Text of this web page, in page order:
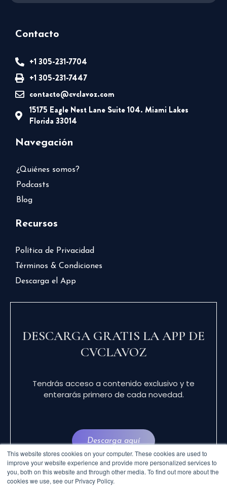
This website stores cookies on your computer. These cookies are used to
improve your website experience and provide more personalized services to
you, both on this website and through other media. To find out more about the
cookies we use, see our Privacy Policy.
Contacto
+1 305-231-7704
+1 305-231-7447
contacto@cvclavoz.com
15175 Eagle Nest Lane Suite 104. Miami Lakes
Florida 33014
Navegación
¿Quiénes somos?
Podcasts
Blog
Recursos
Política de Privacidad
Términos & Condiciones
Descarga el App
DESCARGA GRATIS LA APP DE
CVCLAVOZ
Tendrás acceso a contenido exclusivo y te
enterarás primero de cada novedad.
Descarga aquí